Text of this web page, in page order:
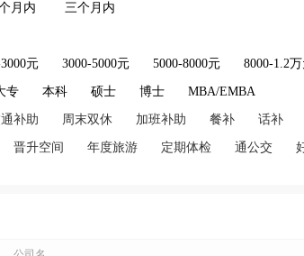
月内 三个月内
元 3000-5000元 5000-8000元 8000-1.2
专 本科 硕士 博士 MBA/EMBA
补助 周末双休 加班补助 餐补 话补
晋升空间 年度旅游 定期体检 通公交